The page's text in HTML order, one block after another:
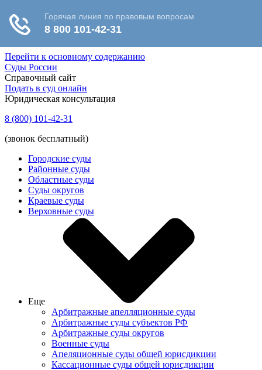
Перейти к основному содержанию
Суды России
Справочный сайт
Подать в суд онлайн
Юридическая консультация
8 (800) 101-42-31
(звонок бесплатный)
Городские суды
Районные суды
Областные суды
Суды округов
Краевые суды
Верховные суды
Еще
Арбитражные апелляционные суды
Арбитражные суды субъектов РФ
Арбитражные суды округов
Военные суды
Апеляционные суды общей юрисдикции
Кассационные суды общей юрисдикции